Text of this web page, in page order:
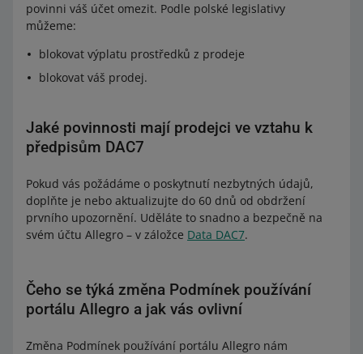
povinni váš účet omezit. Podle polské legislativy
můžeme:
blokovat výplatu prostředků z prodeje
blokovat váš prodej.
Jaké povinnosti mají prodejci ve vztahu k
předpisům DAC7
Pokud vás požádáme o poskytnutí nezbytných údajů,
doplňte je nebo aktualizujte do 60 dnů od obdržení
prvního upozornění. Uděláte to snadno a bezpečně na
svém účtu Allegro – v záložce Data DAC7.
Čeho se týká změna Podmínek používání
portálu Allegro a jak vás ovlivní
Změna Podmínek používání portálu Allegro nám